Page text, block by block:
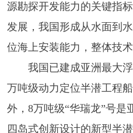
源勘探开发能力的关键指
发展，我国形成从水面到
位海上安装能力，整体技
我国已建成亚洲最大浮
万吨级动力定位半潜工程
外，8万吨级“华瑞龙”号是
四岛式创新设计的新型半